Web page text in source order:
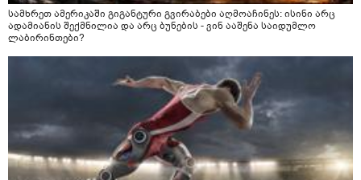
სამხრეთ ამერიკაში გიგანტური გვირაბები აღმოაჩინეს: ისინი არც
ადამიანის შექმნილია და არც ბუნების - ვინ ააშენა საიდუმლო
ლაბირინთები?